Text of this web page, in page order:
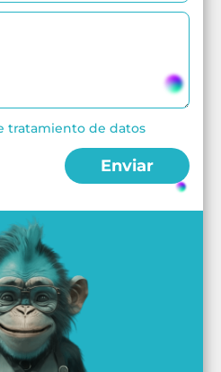
tratamiento de datos
Enviar